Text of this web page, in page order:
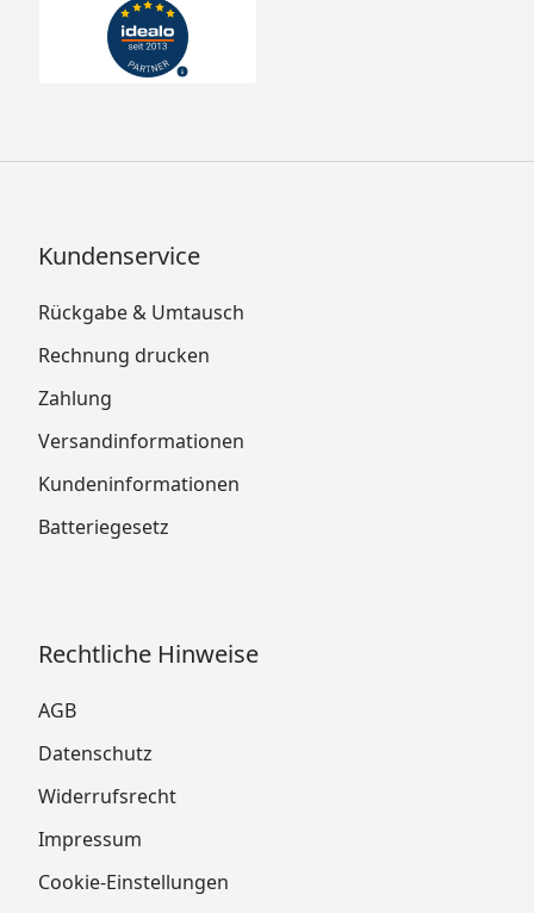
Kundenservice
Rückgabe & Umtausch
Rechnung drucken
Zahlung
Versandinformationen
Kundeninformationen
Batteriegesetz
Rechtliche Hinweise
AGB
Datenschutz
Widerrufsrecht
Impressum
Cookie-Einstellungen